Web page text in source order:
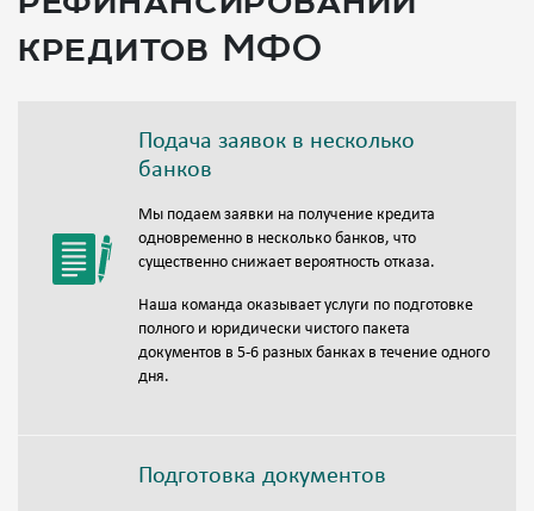
кредитов МФО
Подача заявок в несколько
банков
Мы подаем заявки на получение кредита
одновременно в несколько банков, что
существенно снижает вероятность отказа.
Наша команда оказывает услуги по подготовке
полного и юридически чистого пакета
документов в 5-6 разных банках в течение одного
дня.
Подготовка документов